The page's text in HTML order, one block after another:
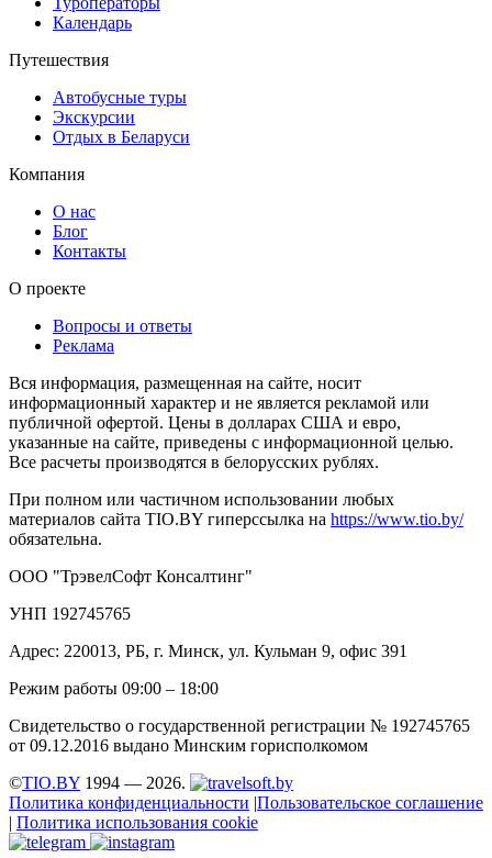
Календарь
Путешествия
Автобусные туры
Экскурсии
Отдых в Беларуси
Компания
О нас
Блог
Контакты
О проекте
Вопросы и ответы
Реклама
Вся информация, размещенная на сайте, носит
информационный характер и не является рекламой или
публичной офертой. Цены в долларах США и евро,
указанные на сайте, приведены с информационной целью.
Все расчеты производятся в белорусских рублях.
При полном или частичном использовании любых
материалов сайта TIO.BY гиперссылка на https://www.tio.by/
обязательна.
ООО "ТрэвелСофт Консалтинг"
УНП 192745765
Адрес: 220013, РБ, г. Минск, ул. Кульман 9, офис 391
Режим работы 09:00 – 18:00
Свидетельство о государственной регистрации № 192745765
от 09.12.2016 выдано Минским горисполкомом
©TIO.BY 1994 — 2026.
Политика конфиденциальности |Пользовательское соглашение
| Политика использования cookie